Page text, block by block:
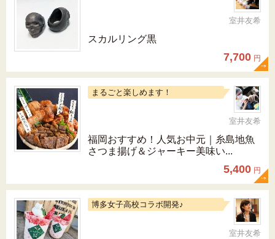
室井友希
スカルリング黒
7,700 円
まるごと楽しめます！
室井友希
福岡おすすめ！人気お中元｜糸島地魚
さつま揚げ＆ジャーキー美味い...
5,400 円
博多女子高校コラボ開発♪
室井友希